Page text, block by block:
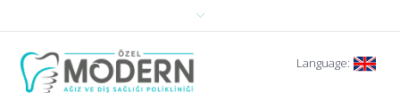
Language: